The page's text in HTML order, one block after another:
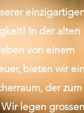
In der alten
von einem
bieten wir
der zum
legen